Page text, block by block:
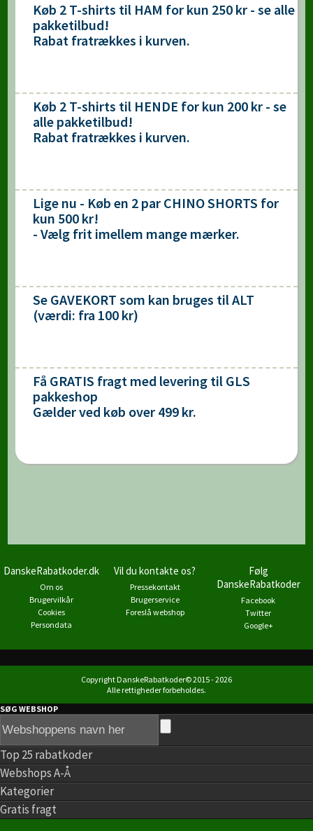
Køb 2 T-shirts til HAM for kun 250 kr - se alle
pakketilbud!
Rabat fratrækkes i kurven.
Køb 2 T-shirts til HENDE for kun 200 kr - se
alle pakketilbud!
Rabat fratrækkes i kurven.
Lige nu - Køb en 2 par CHINO SHORTS for
kun 500 kr!
- Vælg frit imellem mange mærker.
Se GAVEKORT som kan bruges til ALT
(værdi: fra 100 kr)
Få GRATIS fragt med levering til GLS
pakkeshop
Gælder ved køb over 499 kr.
DanskeRabatkoder.dk
Om os
Brugervilkår
Cookies
Persondata
Vil du kontakte os?
Pressekontakt
Brugerservice
Foreslå webshop
Følg
DanskeRabatkoder
Facebook
Twitter
Google+
Copyright DanskeRabatkoder© 2015 - 2026
Alle rettigheder forbeholdes.
SØG WEBSHOP
Top 25 rabatkoder
Webshops A-Å
Kategorier
Gratis fragt